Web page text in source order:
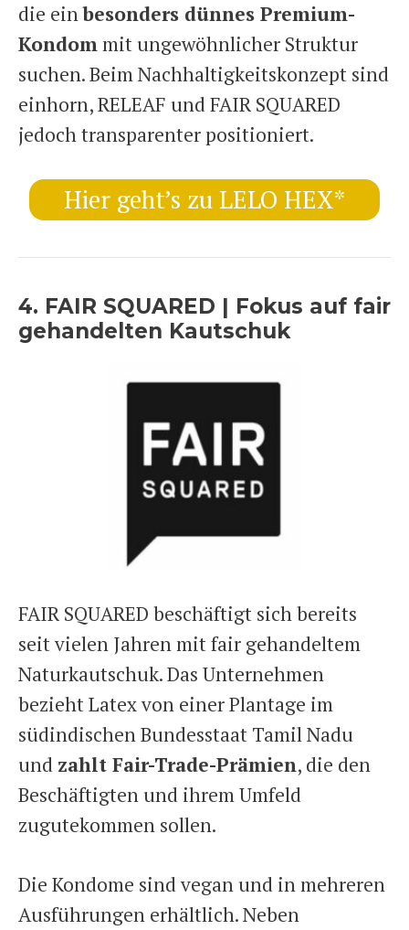
die einbesonders dünnes Premium-
Kondommit ungewöhnlicher Struktur
suchen. Beim Nachhaltigkeitskonzept sind
einhorn, RELEAF und FAIR SQUARED
jedoch transparenter positioniert.
Hier geht’s zu LELO HEX*
4. FAIR SQUARED | Fokus auf fair
gehandelten Kautschuk
FAIR SQUARED beschäftigt sich bereits
seit vielen Jahren mit fair gehandeltem
Naturkautschuk. Das Unternehmen
bezieht Latex von einer Plantage im
südindischen Bundesstaat Tamil Nadu
und zahlt Fair-Trade-Prämien, die den
Beschäftigten und ihrem Umfeld
zugutekommen sollen.
Die Kondome sind vegan und in mehreren
Ausführungen erhältlich. Neben